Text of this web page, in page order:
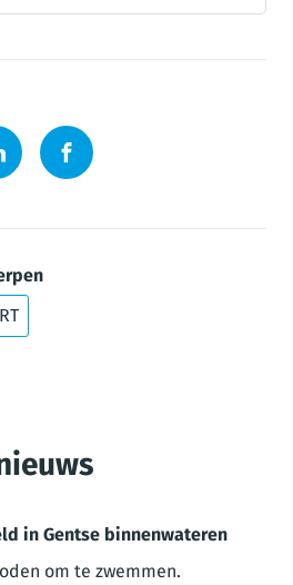
in Gentse binnenwateren
om te zwemmen.